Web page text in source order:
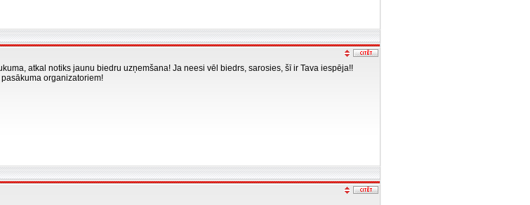
atkal notiks jaunu biedru uzņemšana! Ja neesi vēl biedrs, sarosies, šī ir Tava iespēja!!
organizatoriem!